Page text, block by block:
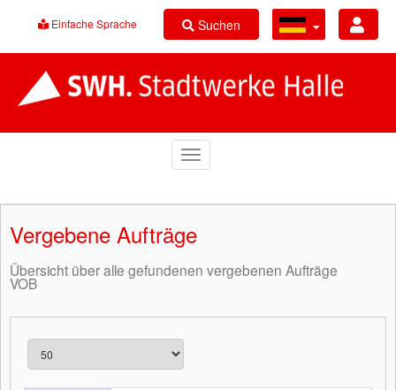
Einfache Sprache Suchen
Vergebene Aufträge
Übersicht über alle gefundenen vergebenen Aufträge
VOB